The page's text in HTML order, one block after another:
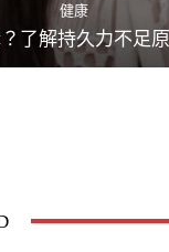
健康
了解持久力不足